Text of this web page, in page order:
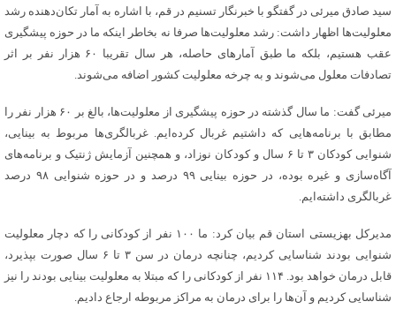
سید صادق میرئی در گفتگو با خبرنگار تسنیم در قم، با اشاره به آمار تکان‌دهنده رشد
معلولیت‌ها اظهار داشت: رشد معلولیت‌ها صرفا نه بخاطر اینکه ما در حوزه پیشگیری
عقب هستیم، بلکه ما طبق آمارهای حاصله، هر سال تقریبا ۶۰ هزار نفر بر اثر
تصادفات معلول می‌شوند و به چرخه معلولیت کشور اضافه می‌شوند.
میرئی گفت: ما سال گذشته در حوزه پیشگیری از معلولیت‌ها، بالغ بر ۶۰ هزار نفر را
مطابق با برنامه‌هایی که داشتیم غربال کرده‌ایم. غربالگری‌ها مربوط به بینایی،
شنوایی کودکان ۳ تا ۶ سال و کودکان نوزاد، و همچنین آزمایش ژنتیک و برنامه‌های
آگاه‌سازی و غیره بوده، در حوزه بینایی ۹۹ درصد و در حوزه شنوایی ۹۸ درصد
غربالگری داشته‌ایم.
مدیرکل بهزیستی استان قم بیان کرد: ما ۱۰۰ نفر از کودکانی را که دچار معلولیت
شنوایی بودند شناسایی کردیم، چنانچه درمان در سن ۳ تا ۶ سال صورت بپذیرد،
قابل درمان خواهد بود. ۱۱۴ نفر از کودکانی را که مبتلا به معلولیت بینایی بودند را نیز
شناسایی کردیم و آن‌ها را برای درمان به مراکز مربوطه ارجاع دادیم.